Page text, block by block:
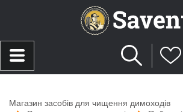
Магазин засобів для чищення димоходів